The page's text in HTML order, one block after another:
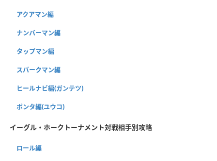
アクアマン編
ナンバーマン編
タップマン編
スパークマン編
ヒールナビ編(ガンテツ)
ポンタ編(ユウコ)
イーグル・ホークトーナメント対戦相手別攻略
ロール編